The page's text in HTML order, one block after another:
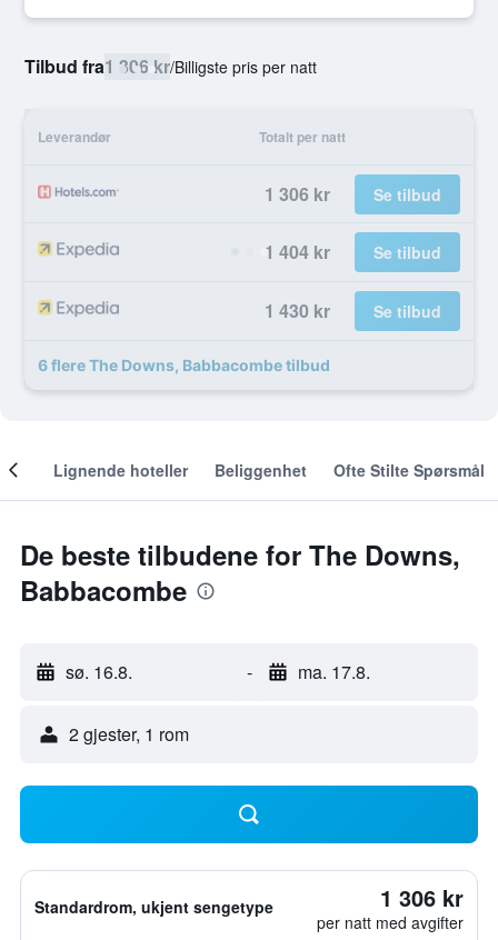
Tilbud fra1 306 kr/Billigste pris per natt
Leverandør Totalt per natt
1 306 kr Se tilbud
1 404 kr Se tilbud
1 430 kr Se tilbud
6 flere The Downs, Babbacombe tilbud
Lignende hoteller Beliggenhet Ofte Stilte Spørsmål
De beste tilbudene for The Downs,
Babbacombe
sø. 16.8. - ma. 17.8.
2 gjester, 1 rom
Standardrom, ukjent sengetype 1 306 kr
per natt med avgifter